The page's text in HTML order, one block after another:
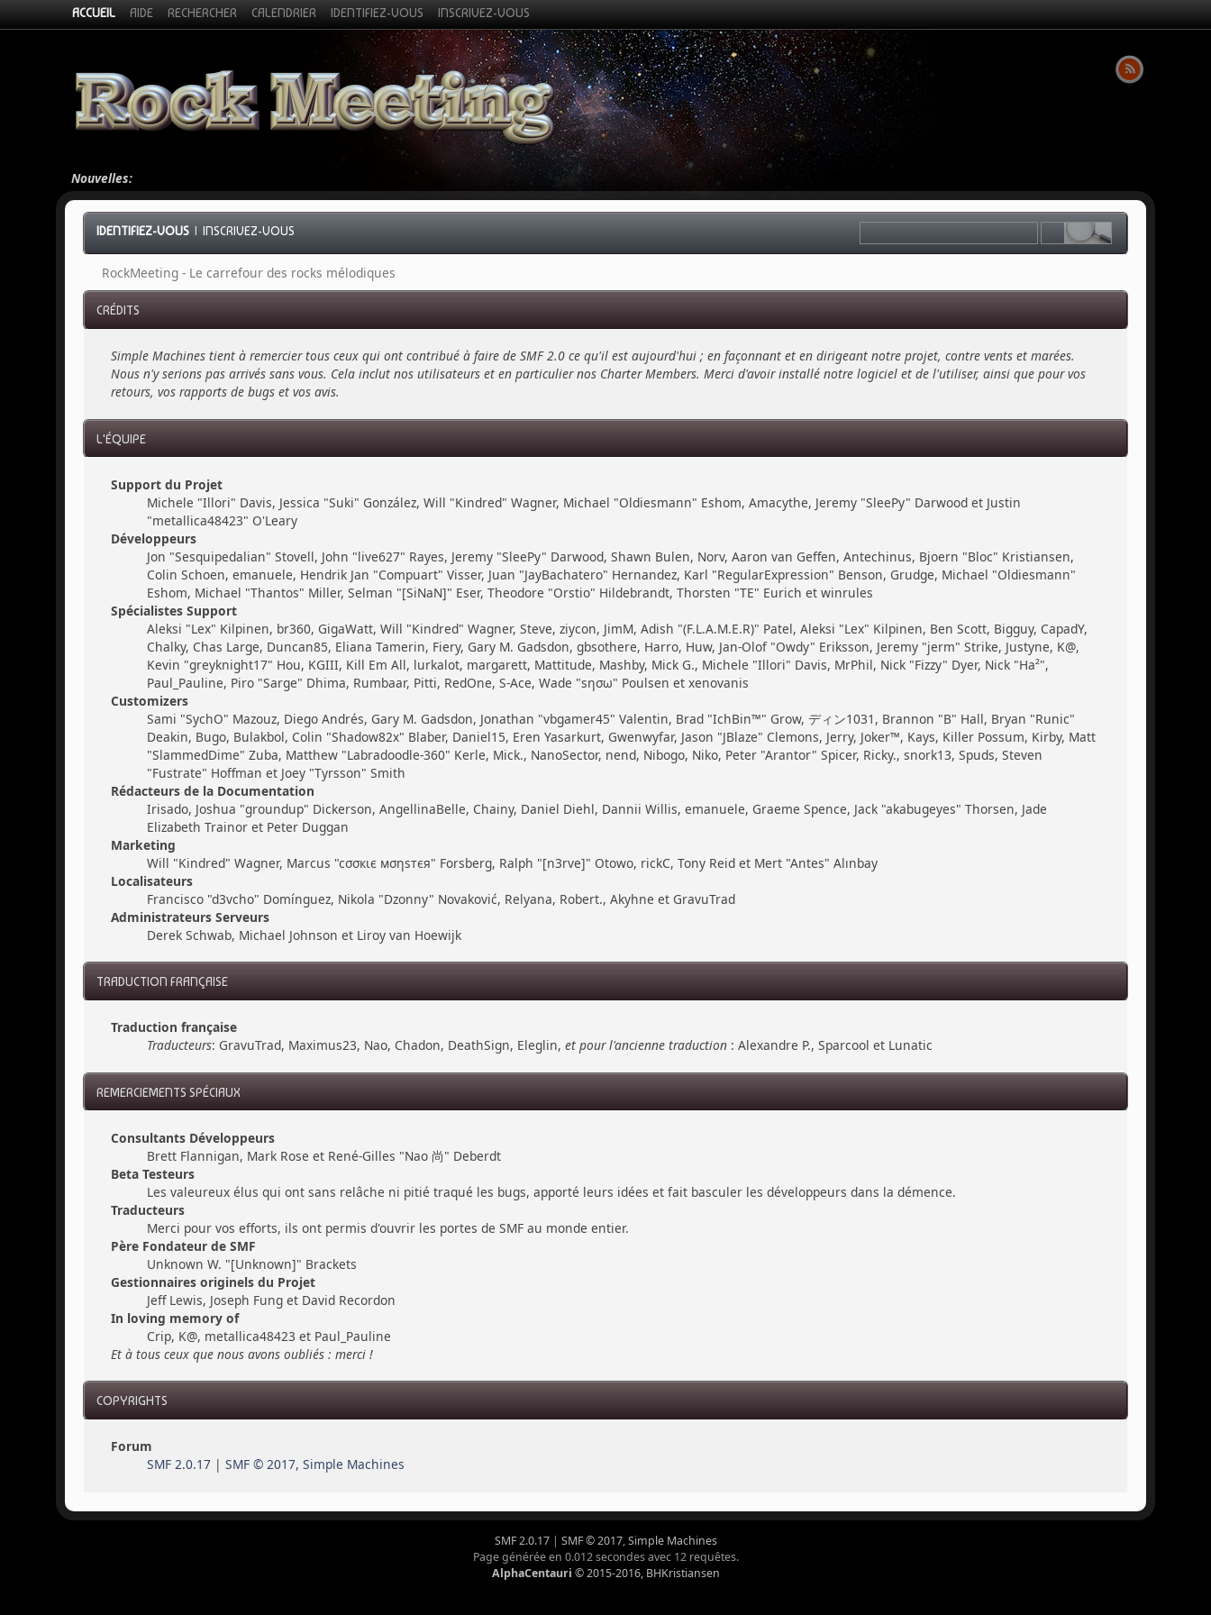
ACCUEIL AIDE RECHERCHER CALENDRIER IDENTIFIEZ-VOUS INSCRIVEZ-VOUS
Nouvelles:
IDENTIFIEZ-VOUS |INSCRIVEZ-VOUS
RockMeeting - Le carrefour des rocks mélodiques
CRÉDITS
Simple Machines tient à remercier tous ceux qui ont contribué à faire de SMF 2.0 ce qu'il est aujourd'hui ; en façonnant et en dirigeant notre projet, contre vents et marées.
Nous n'y serions pas arrivés sans vous. Cela inclut nos utilisateurs et en particulier nos Charter Members. Merci d'avoir installé notre logiciel et de l'utiliser, ainsi que pour vos
retours, vos rapports de bugs et vos avis.
L'ÉQUIPE
Support du Projet
Michele "Illori" Davis, Jessica "Suki" González, Will "Kindred" Wagner, Michael "Oldiesmann" Eshom, Amacythe, Jeremy "SleePy" Darwood et Justin
"metallica48423" O'Leary
Développeurs
Jon "Sesquipedalian" Stovell, John "live627" Rayes, Jeremy "SleePy" Darwood, Shawn Bulen, Norv, Aaron van Geffen, Antechinus, Bjoern "Bloc" Kristiansen,
Colin Schoen, emanuele, Hendrik Jan "Compuart" Visser, Juan "JayBachatero" Hernandez, Karl "RegularExpression" Benson, Grudge, Michael "Oldiesmann"
Eshom, Michael "Thantos" Miller, Selman "[SiNaN]" Eser, Theodore "Orstio" Hildebrandt, Thorsten "TE" Eurich et winrules
Spécialistes Support
Aleksi "Lex" Kilpinen, br360, GigaWatt, Will "Kindred" Wagner, Steve, ziycon, JimM, Adish "(F.L.A.M.E.R)" Patel, Aleksi "Lex" Kilpinen, Ben Scott, Bigguy, CapadY,
Chalky, Chas Large, Duncan85, Eliana Tamerin, Fiery, Gary M. Gadsdon, gbsothere, Harro, Huw, Jan-Olof "Owdy" Eriksson, Jeremy "jerm" Strike, Justyne, K@,
Kevin "greyknight17" Hou, KGIII, Kill Em All, lurkalot, margarett, Mattitude, Mashby, Mick G., Michele "Illori" Davis, MrPhil, Nick "Fizzy" Dyer, Nick "Ha²",
Paul_Pauline, Piro "Sarge" Dhima, Rumbaar, Pitti, RedOne, S-Ace, Wade "sησω" Poulsen et xenovanis
Customizers
Sami "SychO" Mazouz, Diego Andrés, Gary M. Gadsdon, Jonathan "vbgamer45" Valentin, Brad "IchBin™" Grow, ディン1031, Brannon "B" Hall, Bryan "Runic"
Deakin, Bugo, Bulakbol, Colin "Shadow82x" Blaber, Daniel15, Eren Yasarkurt, Gwenwyfar, Jason "JBlaze" Clemons, Jerry, Joker™, Kays, Killer Possum, Kirby, Matt
"SlammedDime" Zuba, Matthew "Labradoodle-360" Kerle, Mick., NanoSector, nend, Nibogo, Niko, Peter "Arantor" Spicer, Ricky., snork13, Spuds, Steven
"Fustrate" Hoffman et Joey "Tyrsson" Smith
Rédacteurs de la Documentation
Irisado, Joshua "groundup" Dickerson, AngellinaBelle, Chainy, Daniel Diehl, Dannii Willis, emanuele, Graeme Spence, Jack "akabugeyes" Thorsen, Jade
Elizabeth Trainor et Peter Duggan
Marketing
Will "Kindred" Wagner, Marcus "cσσкιє мσηѕтєя" Forsberg, Ralph "[n3rve]" Otowo, rickC, Tony Reid et Mert "Antes" Alınbay
Localisateurs
Francisco "d3vcho" Domínguez, Nikola "Dzonny" Novaković, Relyana, Robert., Akyhne et GravuTrad
Administrateurs Serveurs
Derek Schwab, Michael Johnson et Liroy van Hoewijk
TRADUCTION FRANÇAISE
Traduction française
Traducteurs: GravuTrad, Maximus23, Nao, Chadon, DeathSign, Eleglin, et pour l'ancienne traduction: Alexandre P., Sparcool et Lunatic
REMERCIEMENTS SPÉCIAUX
Consultants Développeurs
Brett Flannigan, Mark Rose et René-Gilles "Nao 尚" Deberdt
Beta Testeurs
Les valeureux élus qui ont sans relâche ni pitié traqué les bugs, apporté leurs idées et fait basculer les développeurs dans la démence.
Traducteurs
Merci pour vos efforts, ils ont permis d'ouvrir les portes de SMF au monde entier.
Père Fondateur de SMF
Unknown W. "[Unknown]" Brackets
Gestionnaires originels du Projet
Jeff Lewis, Joseph Fung et David Recordon
In loving memory of
Crip, K@, metallica48423 et Paul_Pauline
Et à tous ceux que nous avons oubliés : merci !
COPYRIGHTS
Forum
SMF 2.0.17| SMF © 2017, Simple Machines
SMF 2.0.17| SMF © 2017,Simple Machines
Page générée en 0.012 secondes avec 12 requêtes.
AlphaCentauri © 2015-2016, BHKristiansen